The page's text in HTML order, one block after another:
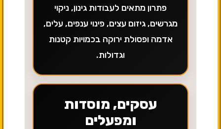
פתרון מתאים לעבודות גינון, ניקוי
מגרשים, גיזום עצים, פינוי ענפים, עלים,
אדמה ופסולת ירוקה בכמויות קטנות
וגדולות.
עסקים, מוסדות
ומפעלים